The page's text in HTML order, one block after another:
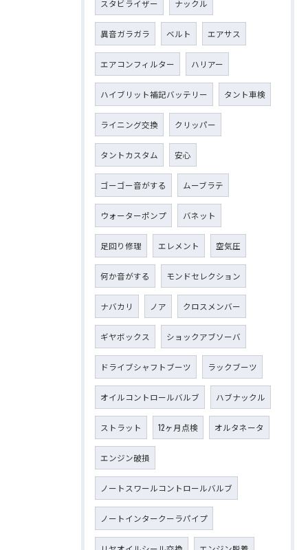
スタビライザー ナックル
異音ガラガラ ベルト エアサス
エアコンフィルター ハリアー
ハイブリット補記バッテリー タント車検
ライニング交換 クリッパー
タントカスタム 安心
ゴーゴー音がする ムーブラテ
ウォーターポンプ バネット
足回り修理 エレメント 空気圧
何か音がする モンドセレクション
ナバカリ ノア クロスメンバー
ギヤボックス ショックアブソーバ
ドライブシャフトブーツ ラックブーツ
オイルコントロールバルブ ハブナックル
ストラット 12ヶ月点検 オルタネータ
エンジン破損
ノートスワールコントロールバルブ
ノートインタークーラパイプ